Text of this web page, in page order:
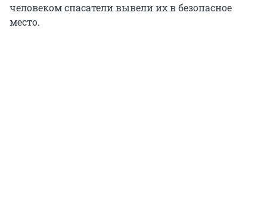
человеком спасатели вывели их в безопасное
место.